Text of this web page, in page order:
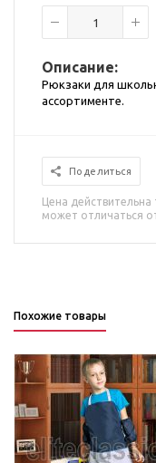
Описание:
Рюкзаки для
ассортименте.
Поделиться
Цена действительна
может отличаться
Похожие товары